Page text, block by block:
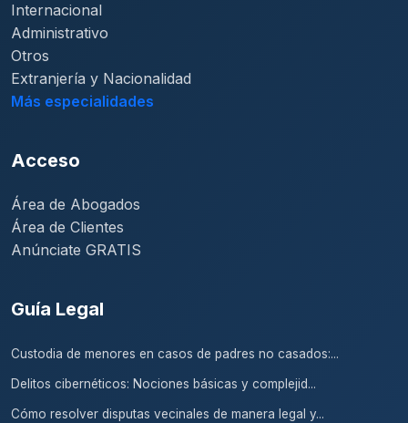
Internacional
Administrativo
Otros
Extranjería y Nacionalidad
Más especialidades
Acceso
Área de Abogados
Área de Clientes
Anúnciate GRATIS
Guía Legal
Custodia de menores en casos de padres no casados:...
Delitos cibernéticos: Nociones básicas y complejid...
Cómo resolver disputas vecinales de manera legal y...